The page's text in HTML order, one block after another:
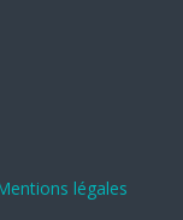
légales